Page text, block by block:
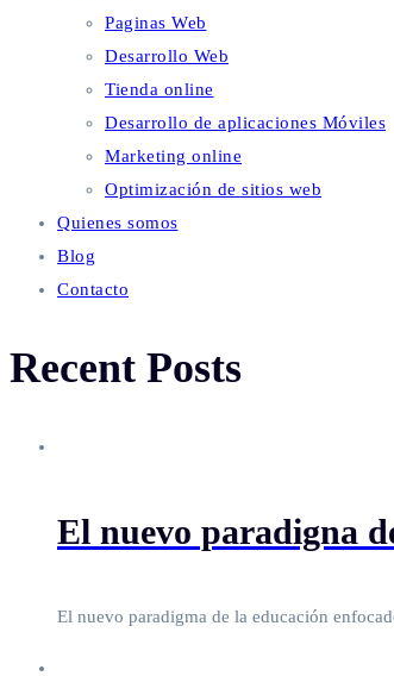
Paginas Web
Desarrollo Web
Tienda online
Desarrollo de aplicaciones Móviles
Marketing online
Optimización de sitios web
Quienes somos
Blog
Contacto
Recent Posts
El nuevo paradigna
El nuevo paradigma de la educación